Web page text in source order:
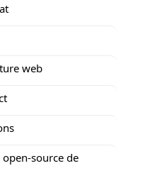
web
source de